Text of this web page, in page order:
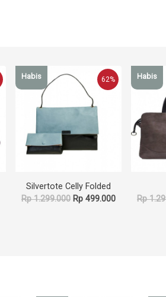
62%
Habis
Silvertote Celly Folded
Rp 1.299.000 Rp 499.000
Habis
Rp